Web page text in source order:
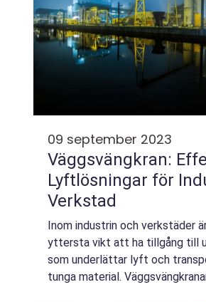
09 september 2023
Väggsvängkran:
Lyftlösningar för
Verkstad
Inom industrin och verkstäder
yttersta vikt att ha tillgång till
som underlättar lyft och
tunga material.